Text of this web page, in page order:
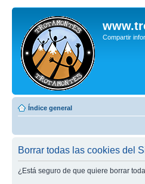
Compartir
Índice general
Borrar todas las cookies del
¿Está seguro de que quiere borrar